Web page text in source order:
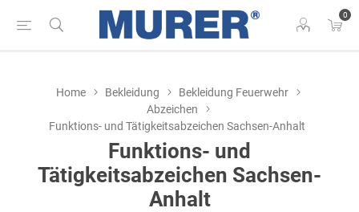
0
Home Bekleidung
Bekleidung Feuerwehr
Abzeichen
Funktions- und Tätigkeitsabzeichen Sachsen-Anhalt
Funktions- und
Tätigkeitsabzeichen Sachsen-
Anhalt